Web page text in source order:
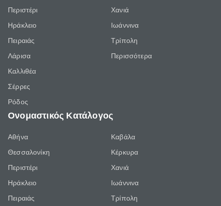
Περιστέρι
Ηράκλειο
Πειραιάς
Λάρισα
Καλλιθέα
Σέρρες
Ρόδος
Χανιά
Ιωάννινα
Τρίπολη
Περισσότερα
Ονομαστικός Κατάλογος
Αθήνα
Θεσσαλονίκη
Περιστέρι
Ηράκλειο
Πειραιάς
Καβάλα
Κέρκυρα
Χανιά
Ιωάννινα
Τρίπολη